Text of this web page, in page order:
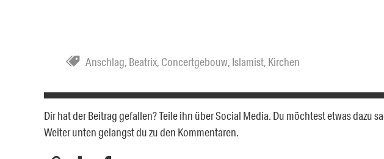
Anschlag, Beatrix, Concertgebouw, Islamist, Kirchen
Dir hat der Beitrag gefallen? Teile ihn über Social Media. Du möchtest etwas dazu
Weiter unten gelangst du zu den Kommentaren.